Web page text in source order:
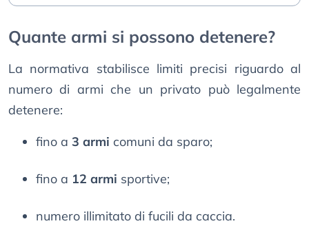
Quante armi si possono detenere?
La normativa stabilisce limiti precisi riguardo al
numero di armi che un privato può legalmente
detenere:
fino a 3 armi comuni da sparo;
fino a 12 armi sportive;
numero illimitato di fucili da caccia.